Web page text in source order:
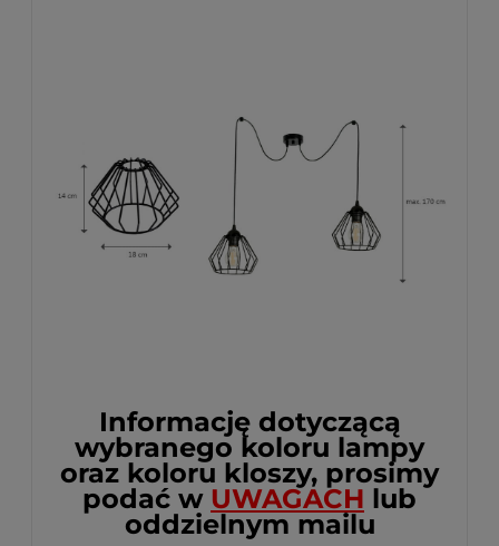
Informację dotyczącą
wybranego koloru lampy
oraz koloru kloszy, prosimy
podać w UWAGACH lub
oddzielnym mailu